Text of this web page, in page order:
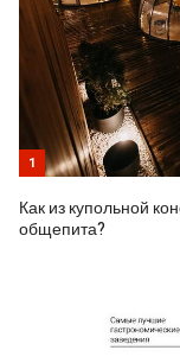
1
Как из купольной
общепита?